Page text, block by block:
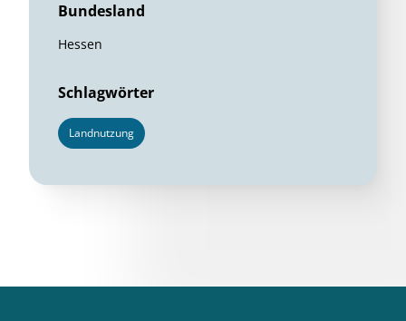
Bundesland
Hessen
Schlagwörter
Landnutzung